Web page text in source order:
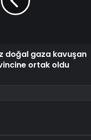
doğal gaza kavuşan
ortak oldu